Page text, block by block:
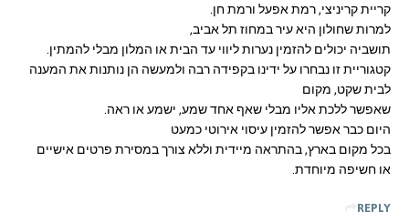
קריית קריניצי, רמת אפעל ורמת חן.
למרות שחולון היא עיר במחוז תל אביב,
תושביה יכולים להזמין נערות ליווי עד הבית או המלון מבלי להמתין.
קטגוריית זו נבחרו על ידינו בקפידה רבה ולמעשה הן נותנות את המענה
לבית שקט, מקום
שאפשר ללכת אליו מבלי שאף אחד שמע, ישמע או ראה.
היום כבר אפשר להזמין עיסוי אירוטי כמעט
בכל מקום בארץ, בהתראה מיידית וללא צורך במסירת פרטים אישיים
או חשיפה מיוחדת.
REPLY